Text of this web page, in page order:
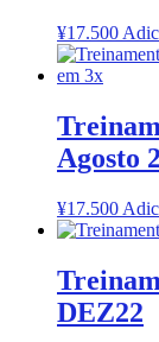
¥17.500
Agosto
¥17.500
DEZ22